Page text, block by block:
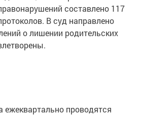
составлено 117
В суд направлено
о лишении родительских
ежеквартально проводятся